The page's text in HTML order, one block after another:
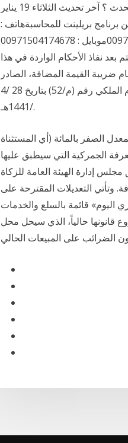
تفرض ضريبة جديدة على العقارات وتعفيها من القيمة المضافة وهذا ما سيحدث ؟ آخر تحديث الثلاثاء 19 يناير
من برنامج بريلينت للمحاسبةهاتف :
0097126411102موبايل : 00971504174678www.erpbrilliant.com أصدر خادم الحرمين الشريفين الملك
بعد نفاذ الأحكام الواردة في هذا
ضريبة القيمة المضافة، الصادر
بالمرسوم الملكي رقم (م/113) بتاريخ 2 /11 /1438هـ المعدل بالمرسوم الملكي رقم (م/52) بتاريخ 28 /4
/1441هـ.
الصفر بالمائة (أي المستثناة
قائمة من (94) بندا من بنود التعرفة الجمركية التي سيطبق عليها
إدارة الهيئة العامة للزكاة
وتأتي التعديلات المقترحة على
بعد الهجرة تنشر «المصري اليوم» قائمة بالسلع والخدمات
قانونها حالياً، الذي سيحل محل